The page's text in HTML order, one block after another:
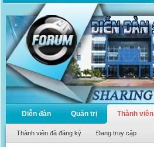
Diễn đàn Quản trị Thành viên
Thành viên đã đăng ký Đang truy cập